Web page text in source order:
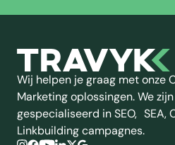
Wij helpen je graag met onze
Marketing oplossingen. We zijn
gespecialiseerd in SEO, SEA,
Linkbuilding campagnes.